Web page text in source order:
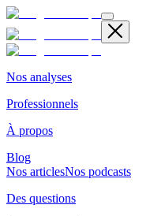
Nos analyses
Professionnels
À propos
Blog
Nos articlesNos podcasts
Des questions